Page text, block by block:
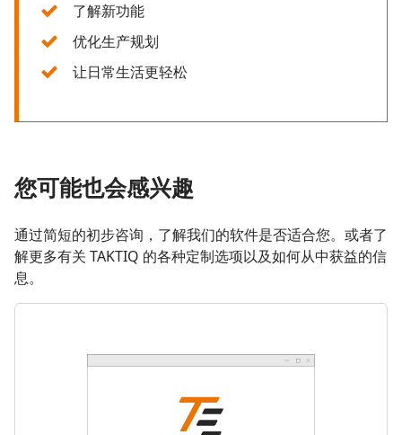
了解新功能
优化生产规划
让日常生活更轻松
您可能也会感兴趣
通过简短的初步咨询，了解我们的软件是否适合您。或者了
解更多有关 TAKTIQ 的各种定制选项以及如何从中获益的信
息。